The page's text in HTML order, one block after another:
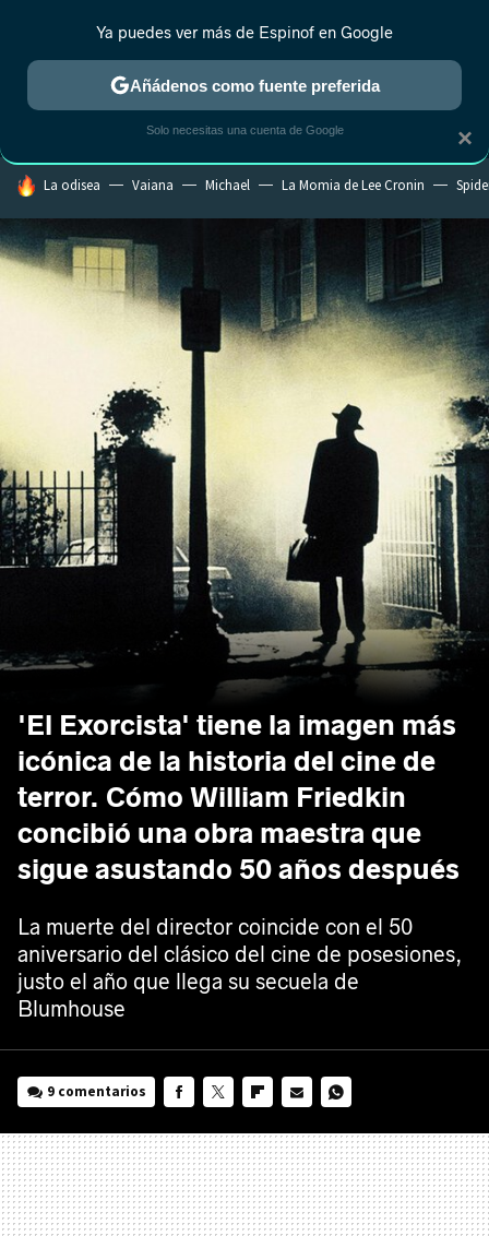
MENÚ NUEVO
ESTRENOS REALITY ANIME RANKINGS CINE
HOY SE HABLA DE
La odisea Vaiana Michael La Momia de Lee Cronin
'El Exorcista' tiene la imagen más
icónica de la historia del cine de
terror. Cómo William Friedkin
concibió una obra maestra que
sigue asustando 50 años después
La muerte del director coincide con el 50
aniversario del clásico del cine de posesiones,
justo el año que llega su secuela de
Blumhouse
9 comentarios
MAIL
×
Ya puedes ver más de Espinof en Google
Añádenos como fuente preferida
Solo necesitas una cuenta de Google